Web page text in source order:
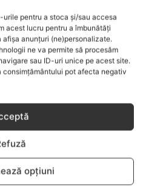
pentru a stoca și/sau accesa
acest lucru pentru a îmbunătăți
anunțuri (ne)personalizate.
ne va permite să procesăm
sau ID-uri unice pe acest site.
consimțământului pot afecta negativ
opțiuni